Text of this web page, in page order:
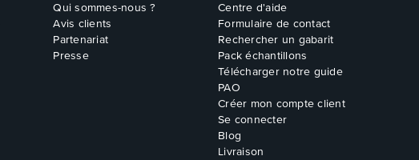
Qui sommes-nous ?
Avis clients
Partenariat
Presse
Centre d'aide
Formulaire de contact
Rechercher un gabarit
Pack échantillons
Télécharger notre guide
PAO
Créer mon compte client
Se connecter
Blog
Livraison